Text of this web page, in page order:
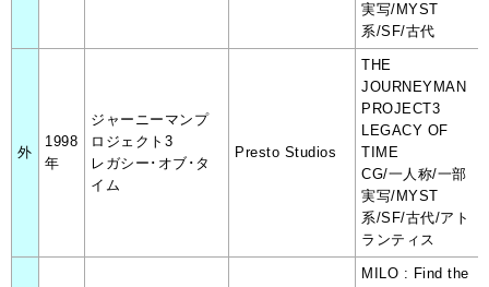
実写/MYST
系/SF/古代
外
1998
年
ジャーニーマンプ
ロジェクト3
レガシー･オブ･タ
イム
Presto Studios
THE
JOURNEYMAN
PROJECT3
LEGACY OF
TIME
CG/一人称/一部
実写/MYST
系/SF/古代/アト
ランティス
MILO : Find the